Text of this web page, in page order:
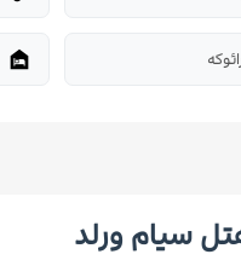
night_shelter
سیام ورلد